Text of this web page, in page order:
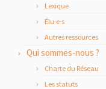
Lexique
Élu·e·s
Autres ressources
Qui sommes-nous ?
Charte du Réseau
Les statuts